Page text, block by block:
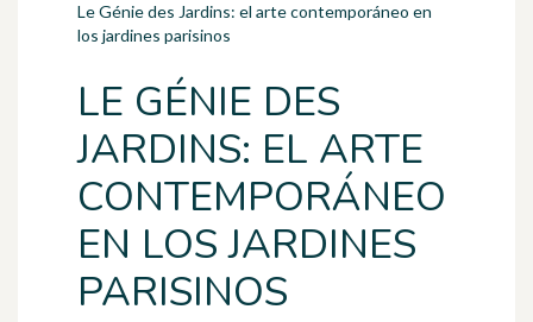
Le Génie des Jardins: el arte contemporáneo en
los jardines parisinos
LE GÉNIE DES
JARDINS: EL ARTE
CONTEMPORÁNEO
EN LOS JARDINES
PARISINOS